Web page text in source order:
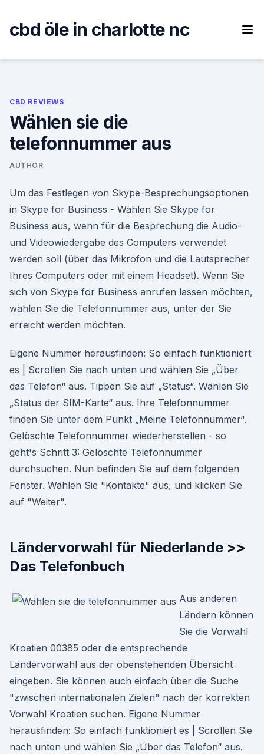
content
cbd öle in charlotte nc
CBD REVIEWS
Wählen sie die
telefonnummer aus
AUTHOR
Um das Festlegen von Skype-Besprechungsoptionen
in Skype for Business - Wählen Sie Skype for
Business aus, wenn für die Besprechung die Audio-
und Videowiedergabe des Computers verwendet
werden soll (über das Mikrofon und die Lautsprecher
Ihres Computers oder mit einem Headset). Wenn Sie
sich von Skype for Business anrufen lassen möchten,
wählen Sie die Telefonnummer aus, unter der Sie
erreicht werden möchten.
Eigene Nummer herausfinden: So einfach funktioniert
es | Scrollen Sie nach unten und wählen Sie „Über
das Telefon“ aus. Tippen Sie auf „Status“. Wählen Sie
„Status der SIM-Karte“ aus. Ihre Telefonnummer
finden Sie unter dem Punkt „Meine Telefonnummer“.
Gelöschte Telefonnummer wiederherstellen - so
geht's Schritt 3: Gelöschte Telefonnummer
durchsuchen. Nun befinden Sie auf dem folgenden
Fenster. Wählen Sie "Kontakte" aus, und klicken Sie
auf "Weiter".
Ländervorwahl für Niederlande >>
Das Telefonbuch
Aus anderen
Ländern können
Sie die Vorwahl
Kroatien 00385 oder die entsprechende
Ländervorwahl aus der obenstehenden Übersicht
eingeben. Sie können auch einfach über die Suche
"zwischen internationalen Zielen" nach der korrekten
Vorwahl Kroatien suchen. Eigene Nummer
herausfinden: So einfach funktioniert es | Scrollen Sie
nach unten und wählen Sie „Über das Telefon“ aus.